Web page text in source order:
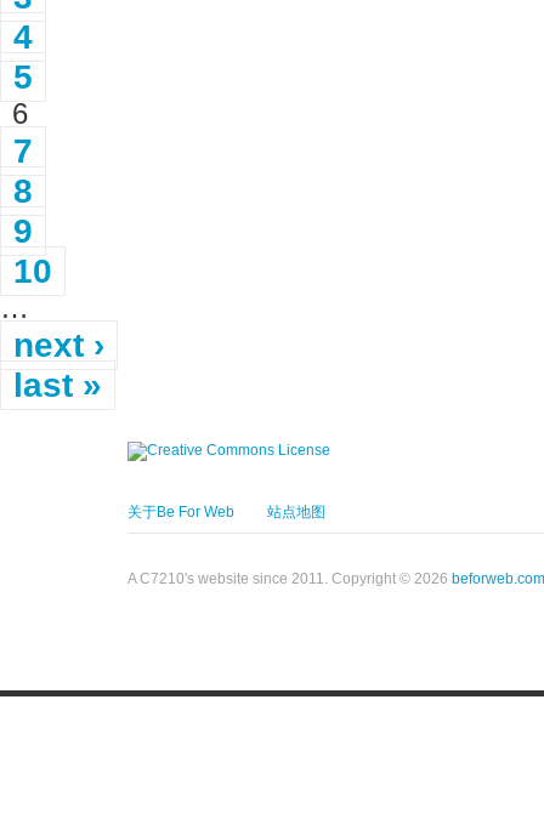
4
5
6
7
8
9
10
…
next ›
last »
关于Be For Web 站点地图
A C7210's website since 2011. Copyright © 2026 beforweb.com